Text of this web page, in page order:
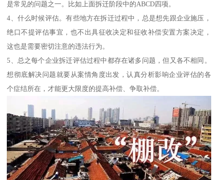
是常见的问题之一。比如上面拆迁阶段中的ABCD四项。
4、什么时候评估。有些地方在拆迁过程中，总是想先跟企业施压，
绝口不提评估事宜，也不出具征收决定和征收补偿安置方案决定，
这也是需要密切注意的违法行为。
5、总之每个企业拆迁评估过程中都存在诸多问题，但又各不相同。
想彻底解决问题就要从案情角度出发，认真分析影响企业评估的各
个症结所在，才能更大限度的提高补偿、争取补偿。